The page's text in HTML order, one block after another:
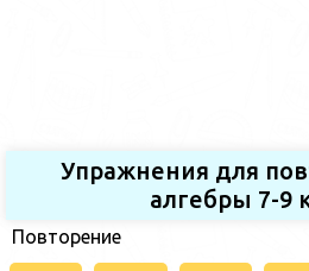
Упражнения для
алгебры 7-9
Повторение